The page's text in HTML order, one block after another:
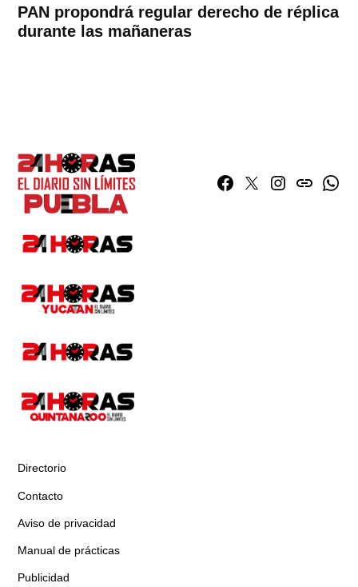
PAN propondrá regular derecho de réplica
durante las mañaneras
Facebook
TwitterInstagram
issuu
Directorio
Contacto
Aviso de privacidad
Manual de prácticas
Publicidad